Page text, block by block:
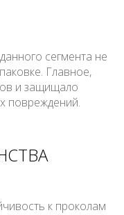
сегмента не
Главное,
и защищало
повреждений.
к проколам